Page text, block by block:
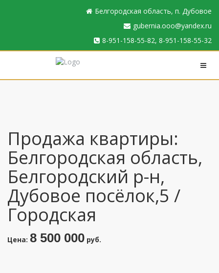
Белгородская область, п. Дубовое
gubernia.ooo@yandex.ru
8-951-158-55-82, 8-951-158-55-32
Продажа квартиры:
Белгородская область,
Белгородский р-н,
Дубовое посёлок,5 /
Городская
Цена: 8 500 000 руб.